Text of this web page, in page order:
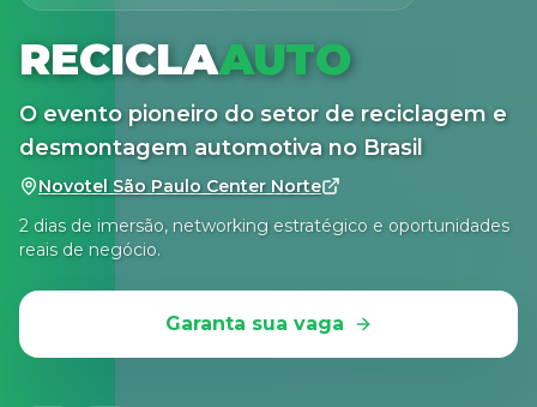
RECICLAAUTO
O evento pioneiro do setor de reciclagem e
desmontagem automotiva no Brasil
Novotel São Paulo Center Norte
2 dias de imersão, networking estratégico e oportunidades
reais de negócio.
Garanta sua vaga